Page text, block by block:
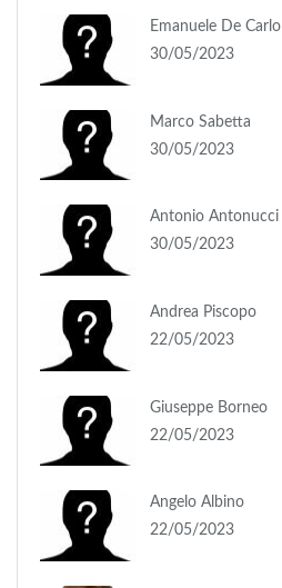
Emanuele De Carlo
30/05/2023
Marco Sabetta
30/05/2023
Antonio Antonucci
30/05/2023
Andrea Piscopo
22/05/2023
Giuseppe Borneo
22/05/2023
Angelo Albino
22/05/2023